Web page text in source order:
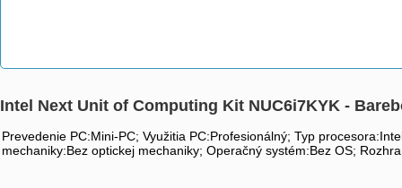
Intel Next Unit of Computing Kit NUC6i7KYK -
Prevedenie PC:Mini-PC; Využitia PC:Profesionálný; Typ
mechaniky:Bez optickej mechaniky; Operačný systém:Bez OS;